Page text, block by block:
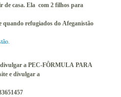
de casa. Ela com 2 filhos para
quando refugiados do Afeganistão
a PEC-FÔRMULA PARA
e divulgar a